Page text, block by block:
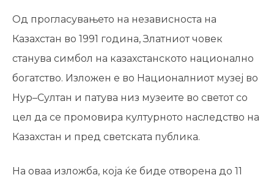
Од прогласувањето на независноста на
Казахстан во 1991 година, Златниот човек
станува симбол на казахстанското национално
богатство. Изложен е во Националниот музеј во
Нур–Султан и патува низ музеите во светот со
цел да се промовира културното наследство на
Казахстан и пред светската публика.
На оваа изложба, која ќе биде отворена до 11